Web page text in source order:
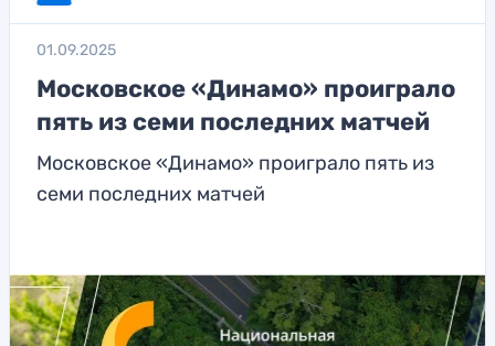
01.09.2025
Московское «Динамо» проиграло
пять из семи последних матчей
Московское «Динамо» проиграло пять из
семи последних матчей